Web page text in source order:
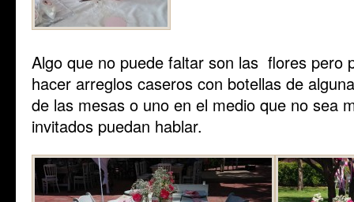
Algo que no puede faltar son las flores pero
hacer arreglos caseros con botellas de
de las mesas o uno en el medio que no sea
invitados puedan hablar.